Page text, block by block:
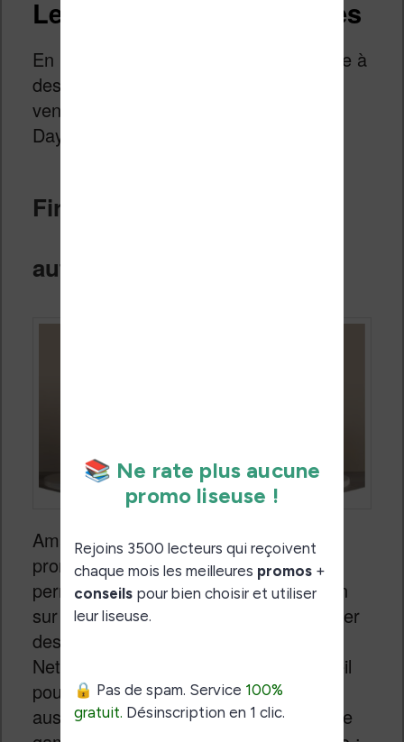
Les promotions attendues
En plus des liseuses, on peut s’attendre à
des promotions sur d’autres produits
vendus par Amazon pendant le Prime
Day.
Fire TV, assistant Alexa et
autres appareils Amazon
Amazon propose également des
promotions sur la gamme Fire TV qui
permet d’apporter les services Amazon
sur votre télévision (mais aussi d’installer
des applications comme CrunchyRoll,
Netflix ou autre). Une gamme d’appareil
pour la sécurité de votre maison existe
aussi sous la nom Ring et il y a tout une